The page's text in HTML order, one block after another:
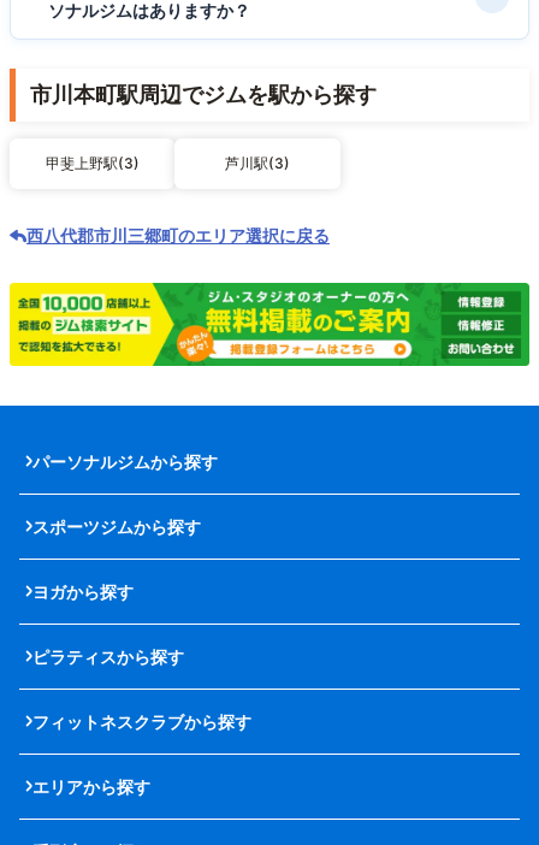
ソナルジムはありますか？
市川本町駅周辺でジムを駅から探す
甲斐上野駅(3) 芦川駅(3)
西八代郡市川三郷町のエリア選択に戻る
パーソナルジムから探す
スポーツジムから探す
ヨガから探す
ピラティスから探す
フィットネスクラブから探す
エリアから探す